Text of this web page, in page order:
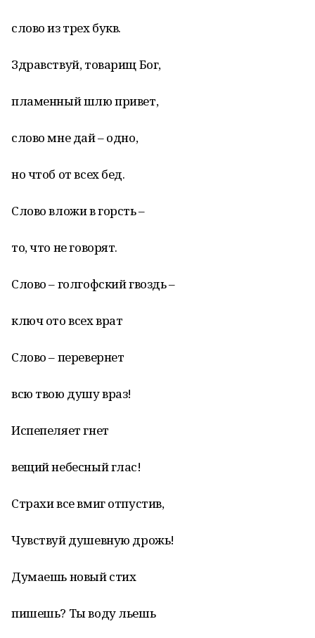
слово из трех букв.
Здравствуй, товарищ Бог,
пламенный шлю привет,
слово мне дай – одно,
но чтоб от всех бед.
Слово вложи в горсть –
то, что не говорят.
Слово – голгофский гвоздь –
ключ ото всех врат
Слово – перевернет
всю твою душу враз!
Испепеляет гнет
вещий небесный глас!
Страхи все вмиг отпустив,
Чувствуй душевную дрожь!
Думаешь новый стих
пишешь? Ты воду льешь